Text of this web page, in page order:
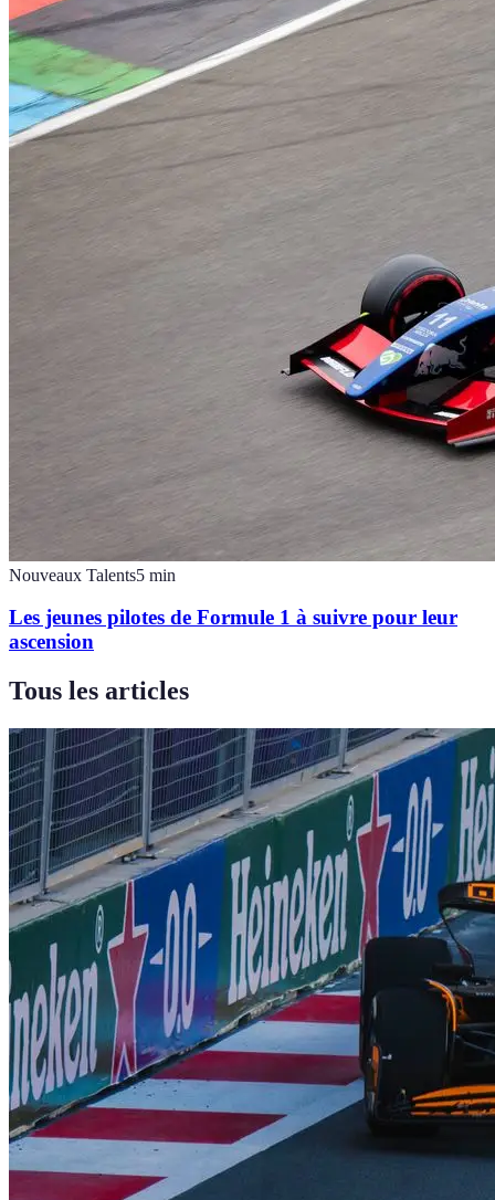
Nouveaux Talents5 min
Les jeunes pilotes de Formule 1 à suivre pour leur
ascension
Tous les articles